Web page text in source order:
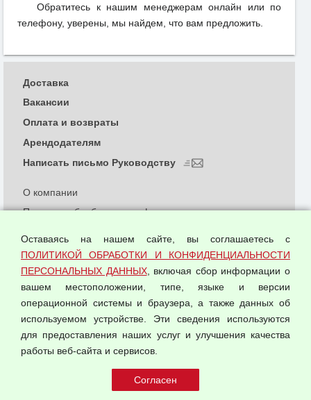
Обратитесь к нашим менеджерам онлайн или по
телефону, уверены, мы найдем, что вам предложить.
© 2026 ООО "Феникс"
О компании
Политика обработки и конфиденциальности
Согласием на обработку персональных данных
Оферта оптовой купли-продажи
Публичная оферта
Доставка
Вакансии
Оплата и возвраты
Арендодателям
Написать письмо Руководству
Оставаясь на нашем сайте, вы соглашаетесь с
ПОЛИТИКОЙ ОБРАБОТКИ И КОНФИДЕНЦИАЛЬНОСТИ
ПЕРСОНАЛЬНЫХ ДАННЫХ, включая сбор информации о
вашем местоположении, типе, языке и версии
операционной системы и браузера, а также данных об
используемом устройстве. Эти сведения используются
для предоставления наших услуг и улучшения качества
работы веб-сайта и сервисов.